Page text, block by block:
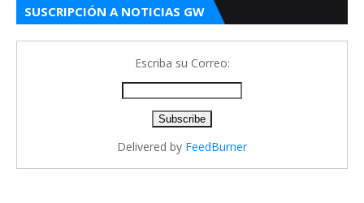
SUSCRIPCIÓN A NOTICIAS GW
Escriba su Correo:
Delivered by FeedBurner